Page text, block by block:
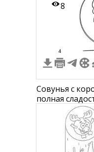
8
4
Совунья с
полная